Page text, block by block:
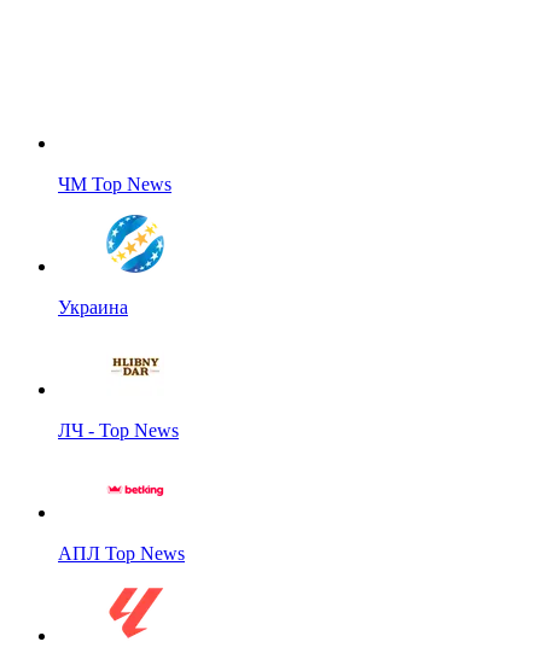
ЧМ Top News
Украина
ЛЧ - Top News
АПЛ Top News